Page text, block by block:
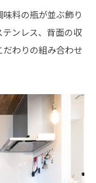
料の瓶が並ぶ飾り
ンレス、背面の収
わりの組み合わせ